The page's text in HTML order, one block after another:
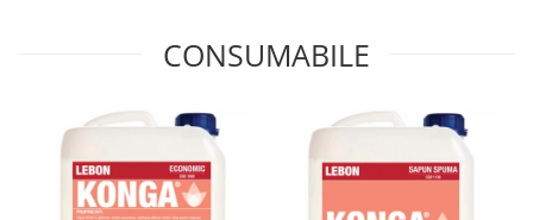
CONSUMABILE